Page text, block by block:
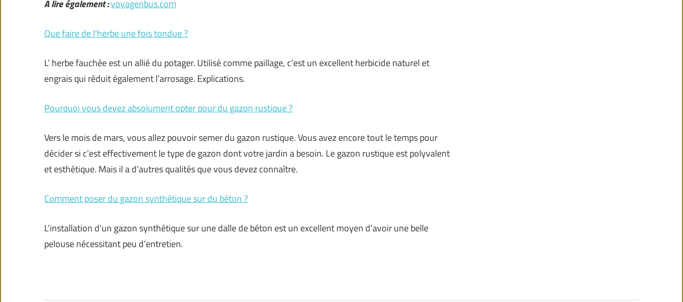
A lire également :voyagenbus.com
Que faire de l’herbe une fois tondue ?
L’ herbe fauchée est un allié du potager. Utilisé comme paillage, c’est un excellent herbicide naturel et
engrais qui réduit également l’arrosage. Explications.
Pourquoi vous devez absolument opter pour du gazon rustique ?
Vers le mois de mars, vous allez pouvoir semer du gazon rustique. Vous avez encore tout le temps pour
décider si c’est effectivement le type de gazon dont votre jardin a besoin. Le gazon rustique est polyvalent
et esthétique. Mais il a d’autres qualités que vous devez connaître.
Comment poser du gazon synthétique sur du béton ?
L’installation d’un gazon synthétique sur une dalle de béton est un excellent moyen d’avoir une belle
pelouse nécessitant peu d’entretien.